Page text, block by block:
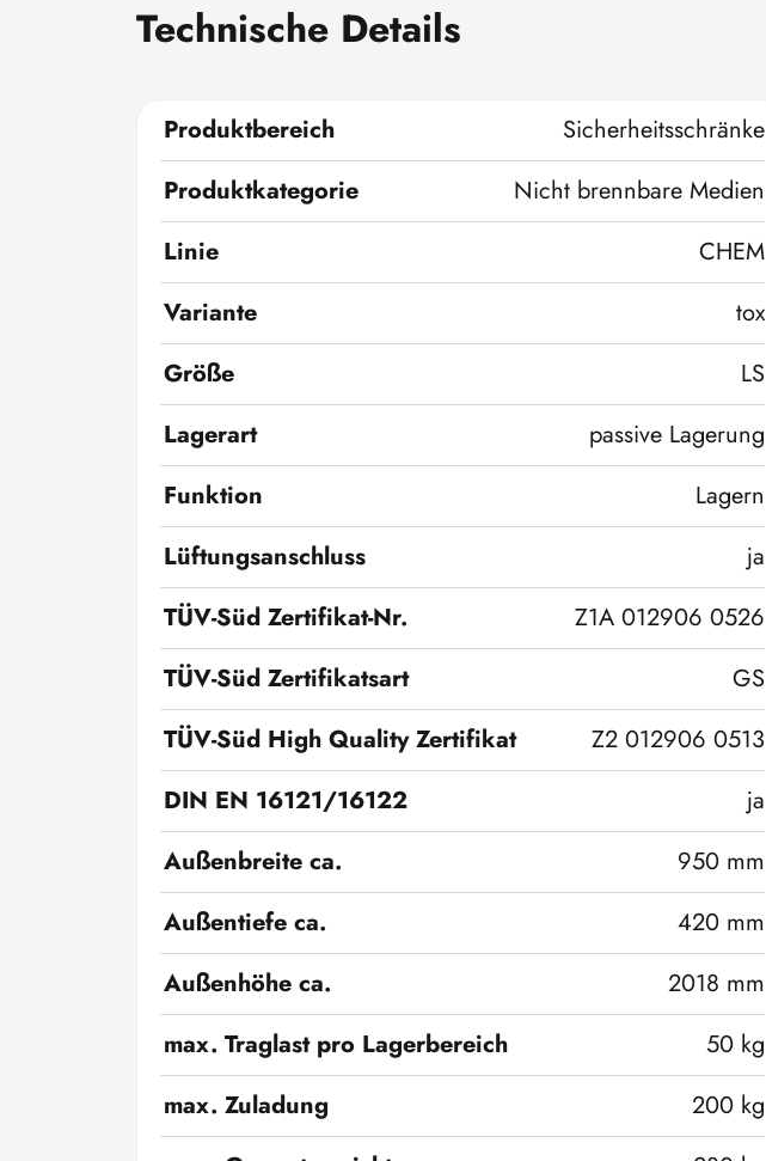
Technische Details
Produktbereich
Sicherheitsschränke
Produktkategorie
Nicht brennbare Medien
Linie
CHEM
Variante
tox
Größe
LS
Lagerart
passive Lagerung
Funktion
Lagern
Lüftungsanschluss
ja
TÜV-Süd Zertifikat-Nr.
Z1A 012906 0526
TÜV-Süd Zertifikatsart
GS
TÜV-Süd High Quality Zertifikat
Z2 012906 0513
DIN EN 16121/16122
ja
Außenbreite ca.
950 mm
Außentiefe ca.
420 mm
Außenhöhe ca.
2018 mm
max. Traglast pro Lagerbereich
50 kg
max. Zuladung
200 kg